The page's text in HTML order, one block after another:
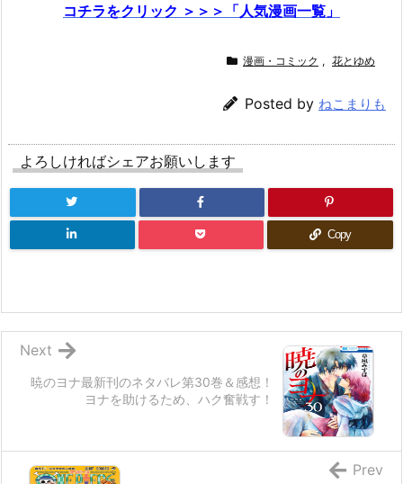
コチラをクリック ＞＞＞「人気漫画一覧」
漫画・コミック , 花とゆめ
Posted by ねこまりも
よろしければシェアお願いします
Copy
暁のヨナ最新刊のネタバレ第30巻＆感想！
ヨナを助けるため、ハク奮戦す！
Next
Prev